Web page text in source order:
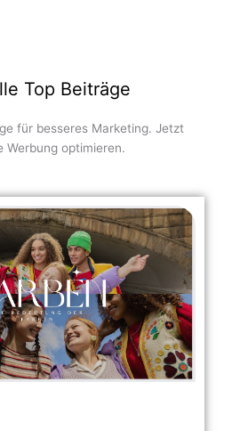
Top Beiträge
für besseres Marketing. Jetzt
Werbung optimieren.